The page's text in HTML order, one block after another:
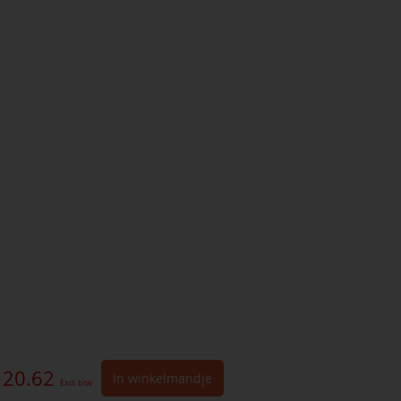
Excl. btw In winkelmandje